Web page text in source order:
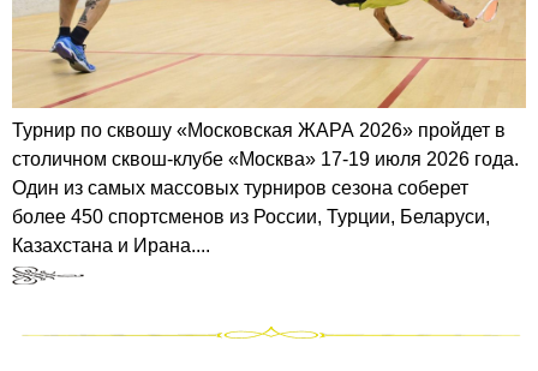
Турнир по сквошу «Московская ЖАРА 2026» пройдет в
столичном сквош-клубе «Москва» 17-19 июля 2026 года.
Один из самых массовых турниров сезона соберет
более 450 спортсменов из России, Турции, Беларуси,
Казахстана и Ирана....